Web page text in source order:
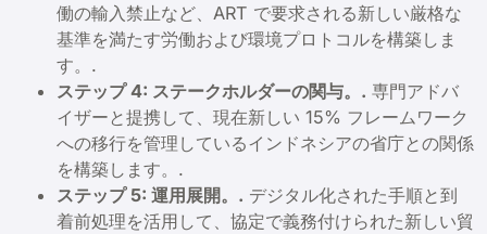
働の輸入禁止など、ART で要求される新しい厳格な
基準を満たす労働および環境プロトコルを構築しま
す。.
ステップ 4: ステークホルダーの関与。. 専門アドバ
イザーと提携して、現在新しい 15% フレームワーク
への移行を管理しているインドネシアの省庁との関係
を構築します。.
ステップ 5: 運用展開。. デジタル化された手順と到
着前処理を活用して、協定で義務付けられた新しい貿